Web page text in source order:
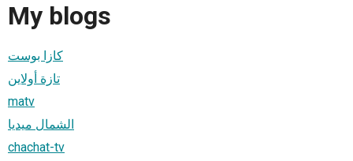
My blogs
كازا بوست
تازة أولاين
matv
الشمال ميديا
chachat-tv